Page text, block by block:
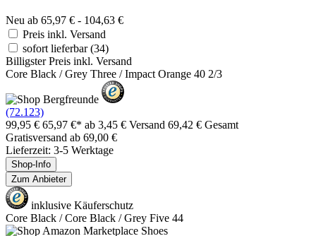
Neu ab 65,97 € - 104,63 €
Preis inkl. Versand
sofort lieferbar(34)
Billigster Preis inkl. Versand
Core Black / Grey Three / Impact Orange 40 2/3
(72.123)
99,95 € 65,97 €* ab 3,45 € Versand 69,42 € Gesamt
Gratisversand ab 69,00 €
Lieferzeit: 3-5 Werktage
Shop-Info
Zum Anbieter
inklusive Käuferschutz
Core Black / Core Black / Grey Five 44